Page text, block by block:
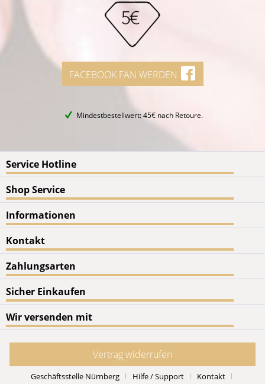
FACEBOOK FAN WERDEN
Mindestbestellwert: 45€ nach Retoure.
Service Hotline
Shop Service
Informationen
Kontakt
Zahlungsarten
Sicher Einkaufen
Wir versenden mit
Vertrag widerrufen
Geschäftsstelle Nürnberg Hilfe / Support Kontakt